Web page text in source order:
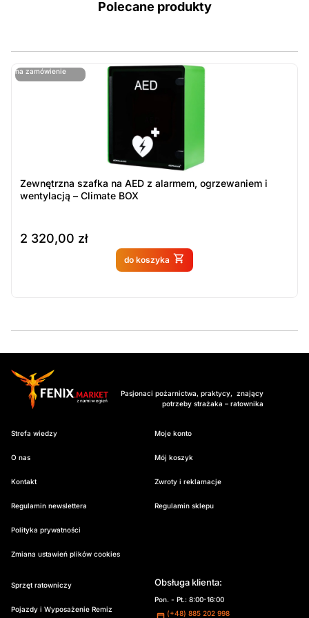
Polecane produkty
na zamówienie
ostatnie sztuki
Zewnętrzna szafka na AED z alarmem, ogrzewaniem i
wentylacją – Climate BOX
2 320,00 zł
do koszyka
Produkt dostępny na
Pasjonaci pożarnictwa, praktycy, znający
potrzeby strażaka – ratownika
Strefa wiedzy
O nas
Kontakt
Regulamin newslettera
Polityka prywatności
Zmiana ustawień plików cookies
Moje konto
Mój koszyk
Zwroty i reklamacje
Regulamin sklepu
Sprzęt ratowniczy
Pojazdy i Wyposażenie Remiz
Obsługa klienta:
Pon. - Pt.: 8:00-16:00
(+48) 885 202 998